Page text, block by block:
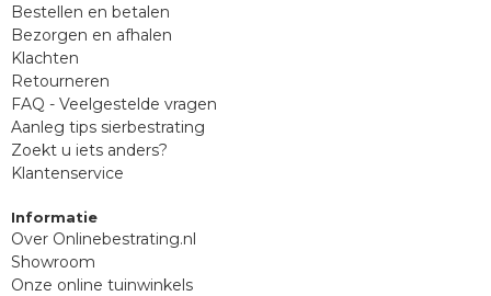
Bestellen en betalen
Bezorgen en afhalen
Klachten
Retourneren
FAQ - Veelgestelde vragen
Aanleg tips sierbestrating
Zoekt u iets anders?
Klantenservice
Informatie
Over Onlinebestrating.nl
Showroom
Onze online tuinwinkels